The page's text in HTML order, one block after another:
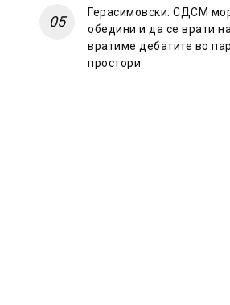
Герасимовски: СДСМ
обедини и да се врати
вратиме дебатите во
простори